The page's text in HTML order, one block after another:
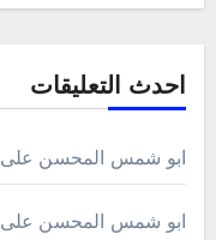
احدث التعليقات
ابو شمس المحسن على
ابو شمس المحسن على